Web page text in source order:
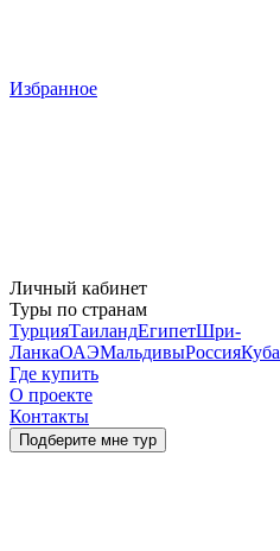
Избранное
Личный кабинет
Туры по странам
ТурцияТаиландЕгипетШри-
ЛанкаОАЭМальдивыРоссияКуба
Где купить
О проекте
Контакты
Подберите мне тур